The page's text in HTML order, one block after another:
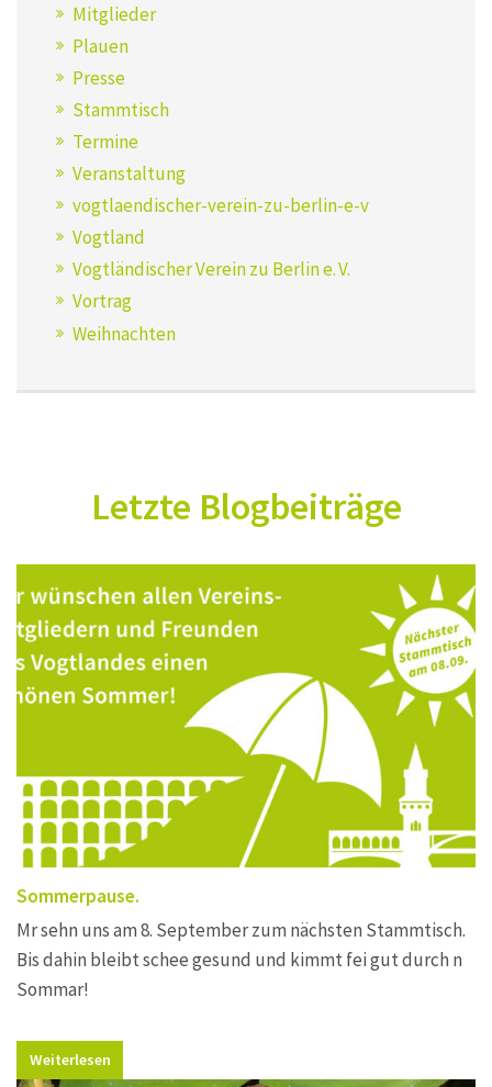
Mitglieder
Plauen
Presse
Stammtisch
Termine
Veranstaltung
vogtlaendischer-verein-zu-berlin-e-v
Vogtland
Vogtländischer Verein zu Berlin e. V.
Vortrag
Weihnachten
Letzte Blogbeiträge
Sommerpause.
Mr sehn uns am 8. September zum nächsten Stammtisch.
Bis dahin bleibt schee gesund und kimmt fei gut durch n
Sommar!
Weiterlesen